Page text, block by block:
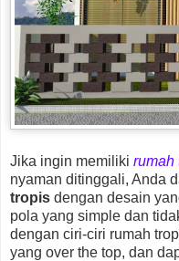
Jika ingin memiliki rumah
nyaman ditinggali, Anda
tropis dengan desain
pola yang simple dan
dengan ciri-ciri rumah
yang over the top, dan